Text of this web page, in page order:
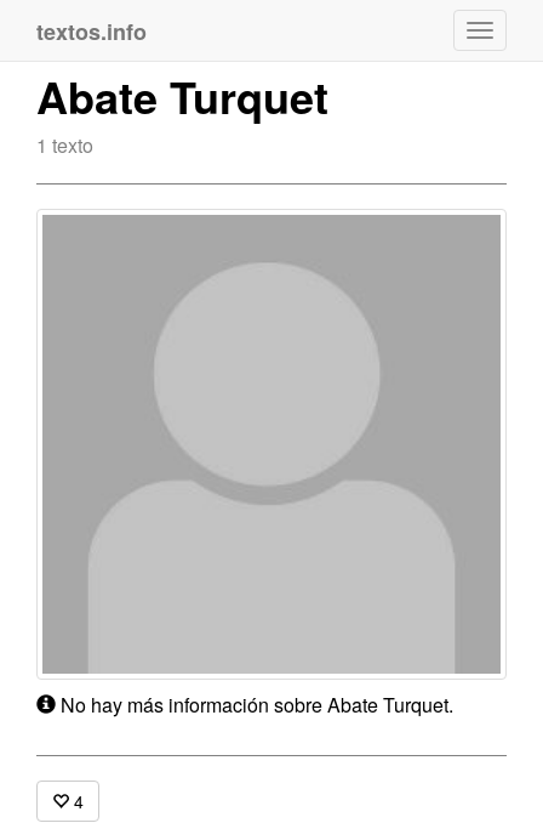
textos.info
Abate Turquet
1 texto
No hay más información sobre Abate Turquet.
4